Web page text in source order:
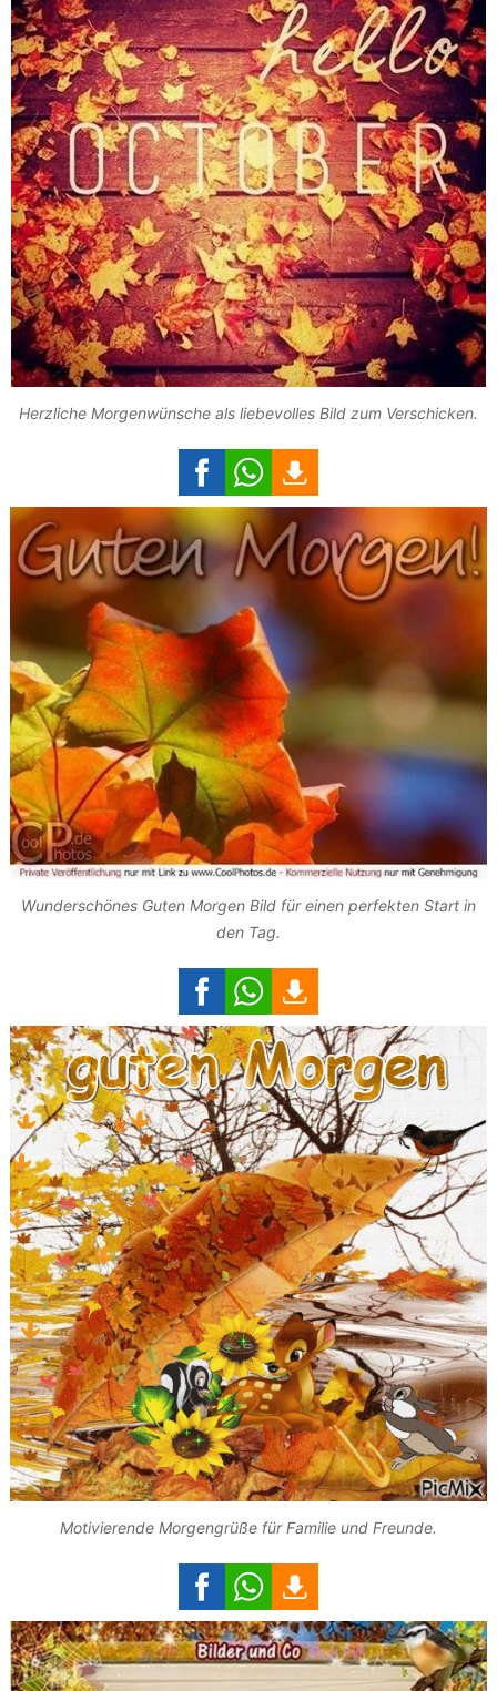
Herzliche Morgenwünsche als liebevolles Bild zum Verschicken.
Wunderschönes Guten Morgen Bild für einen perfekten Start in
den Tag.
Motivierende Morgengrüße für Familie und Freunde.